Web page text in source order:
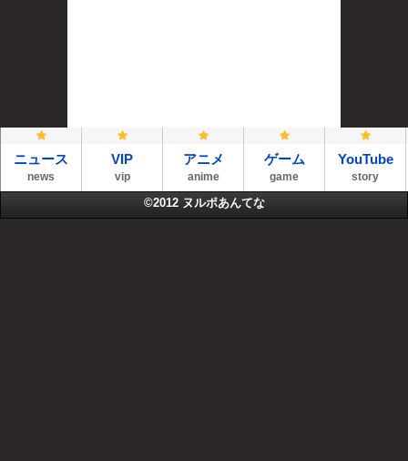
ニュース
news
VIP
vip
アニメ
anime
ゲーム
game
YouTube
story
©2012 ヌルポあんてな